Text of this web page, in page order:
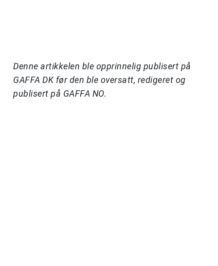
Denne artikkelen ble opprinnelig publisert på
GAFFA DK før den ble oversatt, redigeret og
publisert på GAFFA NO.